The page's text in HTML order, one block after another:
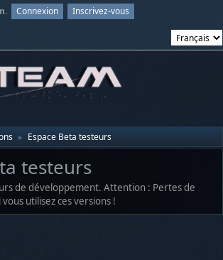
. Connexion Inscrivez-vous
► Espace Beta testeurs
testeurs
de développement. Attention : Pertes de
utilisez ces versions !